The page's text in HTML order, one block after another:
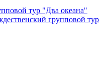
тур "Два океана"
групповой тур